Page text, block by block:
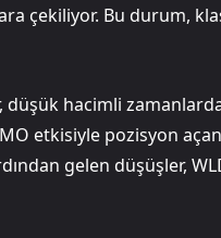
çekiliyor. Bu durum,
düşük hacimli
etkisiyle pozisyon açan
gelen düşüşler,